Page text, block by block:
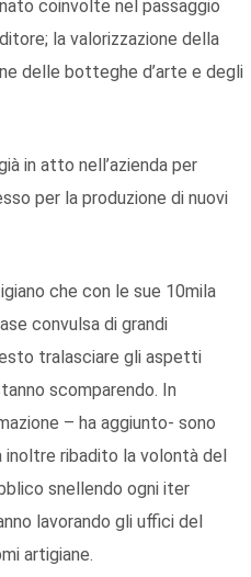
coinvolte nel passaggio
la valorizzazione della
delle botteghe d’arte e degli
in atto nell’azienda per
per la produzione di nuovi
che con le sue 10mila
convulsa di grandi
tralasciare gli aspetti
scomparendo. In
– ha aggiunto- sono
ribadito la volontà del
snellendo ogni iter
lavorando gli uffici del
artigiane.